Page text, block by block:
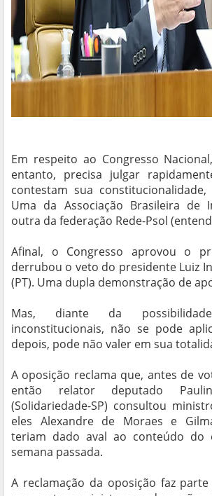
Em respeito ao Congresso
entanto, precisa julgar
contestam sua
Uma da Associação Brasileira de
outra da federação Rede-Psol
Afinal, o Congresso aprovou o
derrubou o veto do presidente Luiz
(PT). Uma dupla demonstração de
Mas, diante da
inconstitucionais, não se pode
depois, pode não valer em sua
A oposição reclama que, antes de
então relator deputado
(Solidariedade-SP) consultou
eles Alexandre de Moraes e
teriam dado aval ao conteúdo do
semana passada.
A reclamação da oposição faz